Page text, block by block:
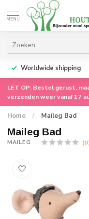
MENU
Worldwide shipping
LET OP: Bestel gerust,
verzenden weer vanaf 17
Home / Maileg Bad
Maileg Bad
MAILEG